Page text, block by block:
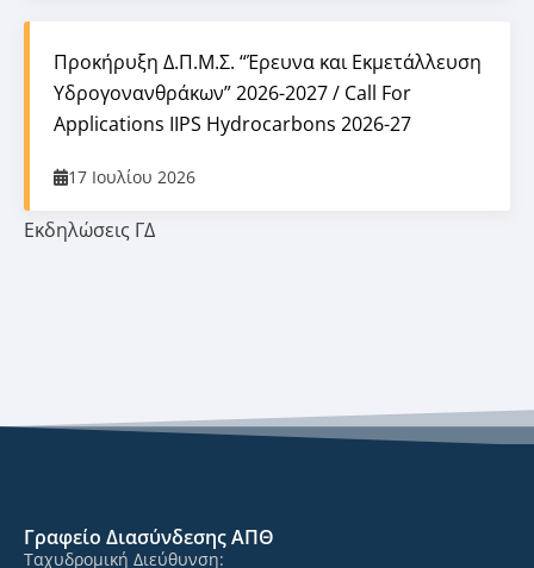
Εκδηλώσεις ΓΔ
Προκήρυξη Δ.Π.Μ.Σ. “Έρευνα και Εκμετάλλευση
Υδρογονανθράκων” 2026-2027 / Call For
Applications IIPS Hydrocarbons 2026-27
17 Ιουλίου 2026
Γραφείο Διασύνδεσης ΑΠΘ
Ταχυδρομική Διεύθυνση: